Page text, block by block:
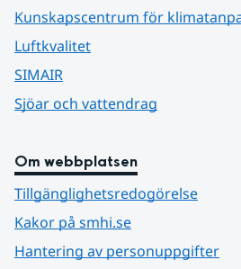
Kunskapscentrum för
Luftkvalitet
SIMAIR
Sjöar och vattendrag
Om webbplatsen
Tillgänglighetsredogörelse
Kakor på smhi.se
Hantering av personuppgifter